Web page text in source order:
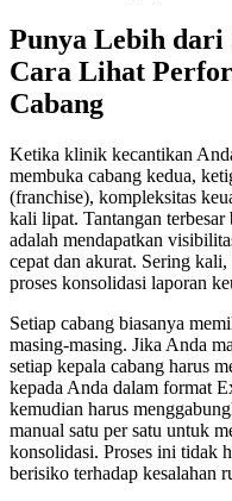
Punya Lebih dari
Cara Lihat
Cabang
Ketika klinik kecantikan
membuka cabang kedua,
(franchise), kompleksitas
kali lipat. Tantangan
adalah mendapatkan
cepat dan akurat. Sering
proses konsolidasi laporan
Setiap cabang biasanya
masing-masing. Jika Anda
setiap kepala cabang harus
kepada Anda dalam format
kemudian harus
manual satu per satu untuk
konsolidasi. Proses ini tidak
berisiko terhadap kesalahan